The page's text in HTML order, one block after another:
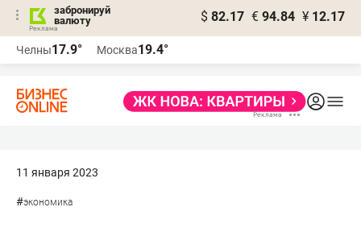
забронируй
валюту
$ 82.17 € 94.84 ¥ 12.17
Челны17.9° Москва19.4°
11 января 2023
#экономика